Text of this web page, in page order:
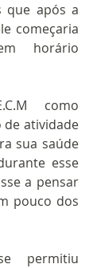
que após a
começaria
horário
como
de atividade
sua saúde
esse
a pensar
pouco dos
permitiu